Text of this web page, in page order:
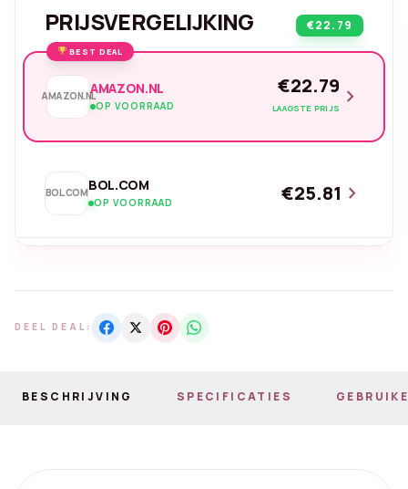
PRIJSVERGELIJKING €22.79
BEST DEAL
AMAZON.NLAMAZON.NL
OP VOORRAAD
€22.79
LAAGSTE PRIJS chevron_right
BOL.COMBOL.COM
OP VOORRAAD €25.81 chevron_right
DEEL DEAL:
BESCHRIJVING SPECIFICATIES